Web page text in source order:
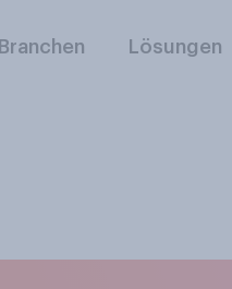
Branchen Lösungen